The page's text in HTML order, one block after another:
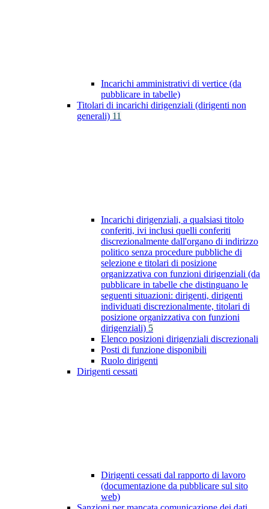
Incarichi amministrativi di vertice (da
pubblicare in tabelle)
Titolari di incarichi dirigenziali (dirigenti non
generali) 11
Incarichi dirigenziali, a qualsiasi titolo
conferiti, ivi inclusi quelli conferiti
discrezionalmente dall'organo di indirizzo
politico senza procedure pubbliche di
selezione e titolari di posizione
organizzativa con funzioni dirigenziali (da
pubblicare in tabelle che distinguano le
seguenti situazioni: dirigenti, dirigenti
individuati discrezionalmente, titolari di
posizione organizzativa con funzioni
dirigenziali) 5
Elenco posizioni dirigenziali discrezionali
Posti di funzione disponibili
Ruolo dirigenti
Dirigenti cessati
Dirigenti cessati dal rapporto di lavoro
(documentazione da pubblicare sul sito
web)